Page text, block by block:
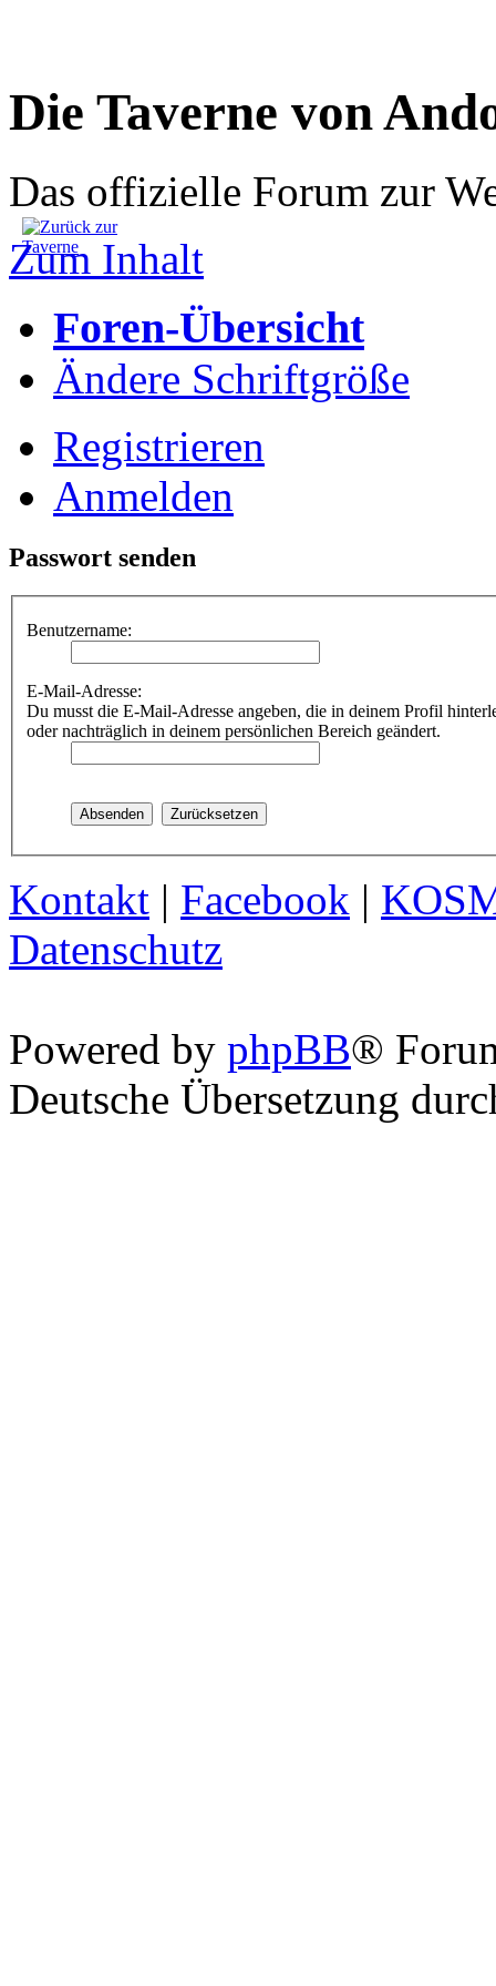
Die Taverne von
Das offizielle Forum zur
Zum Inhalt
Foren-Übersicht
Ändere Schriftgröße
Registrieren
Anmelden
Passwort senden
Benutzername:
E-Mail-Adresse:
Du musst die E-Mail-Adresse angeben, die in deinem Profil
oder nachträglich in deinem persönlichen Bereich geändert.
Kontakt | Facebook |
Datenschutz
Powered by phpBB®
Deutsche Übersetzung